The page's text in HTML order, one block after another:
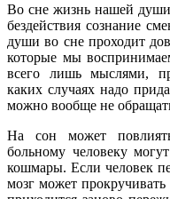
Во сне жизнь нашей души
бездействия сознание
души во сне проходит
которые мы
всего лишь мыслями,
каких случаях надо
можно вообще не
На сон может
больному человеку
кошмары. Если человек
мозг может